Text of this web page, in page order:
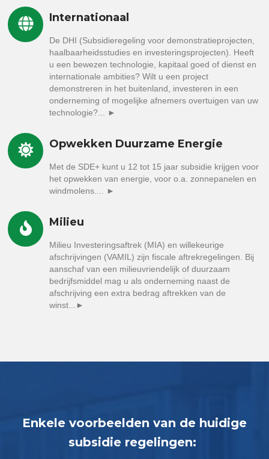
Internationaal
De DHI (Subsidieregeling voor demonstratieprojecten,
haalbaarheidsstudies en investeringsprojecten). Heeft
u een bewezen technologie, kapitaal goed of dienst en
internationale ambities? Wilt u een project
demonstreren in het buitenland, investeren in een
onderneming of mogelijke afnemers overtuigen van uw
technologie?... ►
Opwekken Duurzame Energie
Met de SDE+ kunt u 12 tot 15 jaar subsidie krijgen voor
het opwekken van energie, voor o.a. zonnepanelen en
windmolens.... ►
Milieu
Milieu Investeringsaftrek (MIA) en willekeurige
afschrijvingen (VAMIL) zijn fiscale aftrekregelingen. Bij
aanschaf van een milieuvriendelijk of duurzaam
bedrijfsmiddel mag u als onderneming naast de
afschrijving een extra bedrag aftrekken van de
winst...►
Enkele voorbeelden van de huidige
subsidie regelingen: